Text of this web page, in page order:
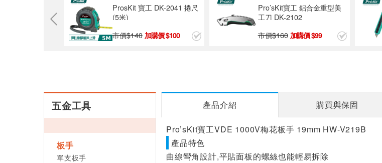
寶工 鋁合金重型美
Pro’sKit寶工 安全美工刀
市價$60 39
Pro’sKit 寶工 CP-333
6P/8P網路壓著鉗
市價$700 399
五金工具
板手
單支板手
產品介紹 購買與保固
Pro’sKit寶工VDE 1000V梅花板手 19mm HW-V219B
產品特色
曲線彎角設計,平貼面板的螺絲也能輕易拆除